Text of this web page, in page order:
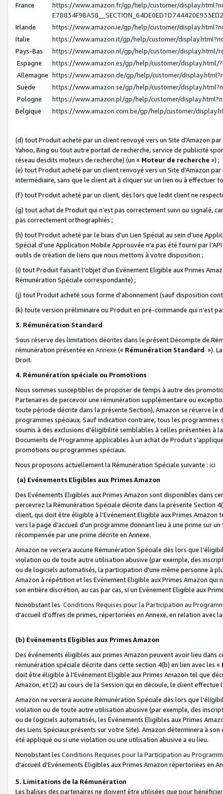
France
https://www.amazon.fr/gp/help/customer/
Irlande
https://www.amazon.ie/gp/help/customer/
Italie
https://www.amazon.it/gp/help/customer/
Pays-Bas
https://www.amazon.nl/gp/help/customer/display.html/
Espagne
https://www.amazon.es/gp/help/customer/display.html/
Allemagne https://www.amazon.de/gp/help/customer/
Suède
https://www.amazon.se/gp/help/customer/
Pologne
https://www.amazon.pl/gp/help/customer/
Belgique
https://www.amazon.com.be/gp/help/customer/
(d) tout Produit acheté par un client renvoyé vers un Site d'Amazon
Yahoo, Bing ou tout autre portail de recherche, service de publicité
réseau desdits moteurs de recherche) (un « Moteur de recherche ») ;
(e) tout Produit acheté par un client renvoyé vers un Site d'Amazon
intermédiaire, sans que le client ait à cliquer sur un lien ou à
(f) tout Produit acheté par un client, dès lors que ledit client ne
(g) tout achat de Produit qui n’est pas correctement suivi ou signalé,
pas correctement orthographiés ;
(h) tout Produit acheté par le biais d’un Lien Spécial au sein d’une
Spécial d'une Application Mobile Approuvée n’a pas été fourni par
outils de création de liens que nous mettons à votre disposition ;
(i) tout Produit faisant l'objet d'un Evénement Eligible aux Primes
Rémunération Spéciale correspondante) ;
(j) tout Produit acheté sous forme d'abonnement (sauf disposition
(k) toute version préliminaire ou Produit en pré-commande qui n’est
3. Rémunération Standard
Sous réserve des limitations décrites dans le présent Décompte de
rémunération présentée en Annexe (« Rémunération Standard »).
Droit.
4. Rémunération spéciale ou Promotions
Nous sommes susceptibles de proposer de temps à autre des
Partenaires de percevoir une rémunération supplémentaire ou
toute période décrite dans la présente Section), Amazon se réserve
programmes spéciaux. Sauf indication contraire, tous les
soumis à des exclusions d'éligibilité semblables à celles présentées à
Documents de Programme applicables à un achat de Produit
promotions ou programmes spéciaux.
Nous proposons actuellement la Rémunération Spéciale suivante : ici
(a) Evénements Eligibles aux Primes Amazon
Des Evénements Eligibles aux Primes Amazon sont disponibles dans
percevrez la Rémunération Spéciale décrite dans la présente Section
client, qui doit être éligible à l'Evénement Eligible aux Primes Amazon
vers la page d'accueil d'un programme donnant lieu à une prime sur
récompensée par une prime décrite en Annexe.
Amazon ne versera aucune Rémunération Spéciale dès lors que
violation ou de toute autre utilisation abusive (par exemple, des
ou de logiciels automatisés, la participation d'une même personne à
Amazon à répétition et les Evénement Eligible aux Primes Amazon qui
son entière discrétion, au cas par cas, si un Evénement Eligible aux
Nonobstant les Conditions Requises pour la Participation au
d'accueil d'offres de primes, répertoriées en Annexe, en relation avec
(b) Evénements Eligibles aux Primes Amazon
Des événements éligibles aux primes Amazon peuvent avoir lieu dans
rémunération spéciale décrite dans cette section 4(b) en lien avec les «
doit être éligible à l’Evénement Eligible aux Primes Amazon tel que
Amazon, et (2) au cours de la Session qui en découle, le client
Amazon ne versera aucune Rémunération Spéciale dès lors que
violation ou de toute autre utilisation abusive (par exemple, des
ou de logiciels automatisés, les Evénements Eligibles aux Primes
des Liens Spéciaux présents sur votre Site). Amazon déterminera à
été appliqué ou si une violation ou une utilisation abusive a eu lieu.
Nonobstant les Conditions Requises pour la Participation au
d'accueil d'Evénements Eligibles aux Primes Amazon répertoriées en
5. Limitations de la Rémunération
Les balises des partenaires ne doivent être utilisées que pour